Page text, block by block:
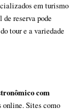
em turismo
reserva pode
tour e a variedade
com
online. Sites como